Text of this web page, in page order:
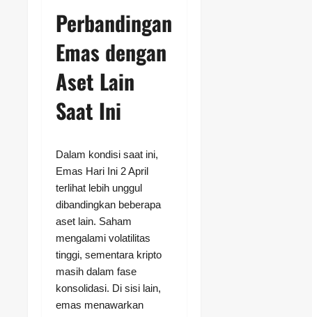
Perbandingan
Emas dengan
Aset Lain
Saat Ini
Dalam kondisi saat ini,
Emas Hari Ini 2 April
terlihat lebih unggul
dibandingkan beberapa
aset lain. Saham
mengalami volatilitas
tinggi, sementara kripto
masih dalam fase
konsolidasi. Di sisi lain,
emas menawarkan